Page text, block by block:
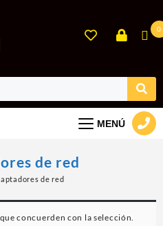
0
MENÚ
de red
de red
concuerden con la selección.